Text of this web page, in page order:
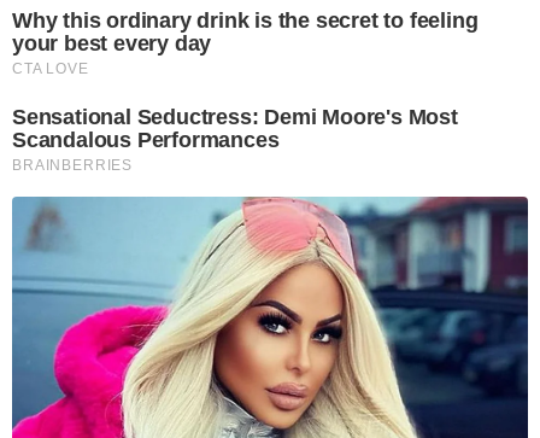
Why this ordinary drink is the secret to feeling
your best every day
CTA LOVE
Sensational Seductress: Demi Moore's Most
Scandalous Performances
BRAINBERRIES